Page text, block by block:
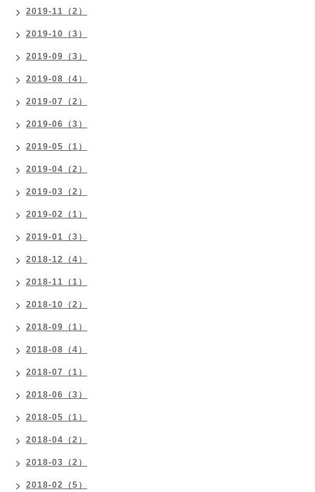
2019-11（2）
2019-10（3）
2019-09（3）
2019-08（4）
2019-07（2）
2019-06（3）
2019-05（1）
2019-04（2）
2019-03（2）
2019-02（1）
2019-01（3）
2018-12（4）
2018-11（1）
2018-10（2）
2018-09（1）
2018-08（4）
2018-07（1）
2018-06（3）
2018-05（1）
2018-04（2）
2018-03（2）
2018-02（5）